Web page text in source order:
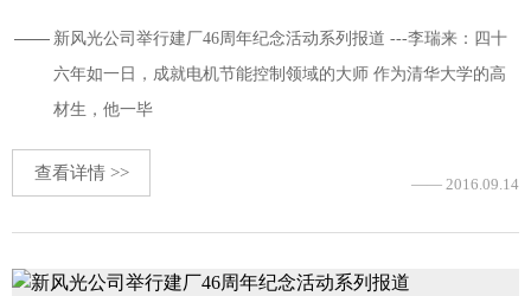
新风光公司举行建厂46周年纪念活动系列报道 ---李瑞来：四十
六年如一日，成就电机节能控制领域的大师 作为清华大学的高
材生，他一毕
查看详情 >>
—— 2016.09.14